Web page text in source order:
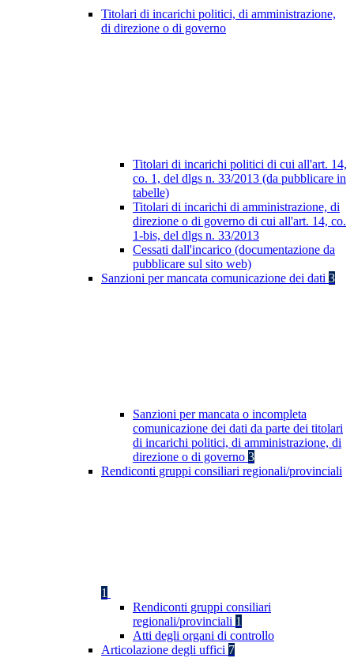
Titolari di incarichi politici, di amministrazione,
di direzione o di governo
Titolari di incarichi politici di cui all'art. 14,
co. 1, del dlgs n. 33/2013 (da pubblicare in
tabelle)
Titolari di incarichi di amministrazione, di
direzione o di governo di cui all'art. 14, co.
1-bis, del dlgs n. 33/2013
Cessati dall'incarico (documentazione da
pubblicare sul sito web)
Sanzioni per mancata comunicazione dei dati 3
Sanzioni per mancata o incompleta
comunicazione dei dati da parte dei titolari
di incarichi politici, di amministrazione, di
direzione o di governo 3
Rendiconti gruppi consiliari regionali/provinciali
1
Rendiconti gruppi consiliari
regionali/provinciali 1
Atti degli organi di controllo
Articolazione degli uffici 7